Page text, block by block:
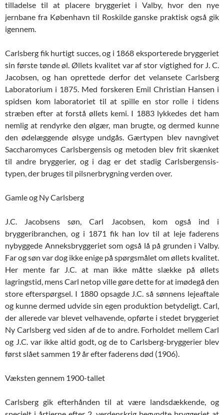
tilladelse til at placere bryggeriet i Valby, hvor den nye
jernbane fra København til Roskilde ganske praktisk også gik
igennem.
Carlsberg fik hurtigt succes, og i 1868 eksporterede bryggeriet
sin første tønde øl. Øllets kvalitet var af stor vigtighed for J. C.
Jacobsen, og han oprettede derfor det velansete Carlsberg
Laboratorium i 1875. Med forskeren Emil Christian Hansen i
spidsen kom laboratoriet til at spille en stor rolle i tidens
stræben efter at forstå øllets kemi. I 1883 lykkedes det ham
nemlig at rendyrke den ølgær, man brugte, og dermed kunne
den ødelæggende ølsyge undgås. Gærtypen blev navngivet
Saccharomyces Carlsbergensis og metoden blev frit skænket
til andre bryggerier, og i dag er det stadig Carlsbergensis-
typen, der bruges til pilsnerbrygning verden over.
Gamle og Ny Carlsberg
J.C. Jacobsens søn, Carl Jacobsen, kom også ind i
bryggeribranchen, og i 1871 fik han lov til at leje faderens
nybyggede Anneksbryggeriet som også lå på grunden i Valby.
Far og søn var dog ikke enige på spørgsmålet om øllets kvalitet.
Her mente far J.C. at man ikke måtte slække på øllets
lagringstid, mens Carl netop ville gøre dette for at imødegå den
store efterspørgsel. I 1880 opsagde J.C. så sønnens lejeaftale
og kunne dermed udvide sin egen produktion betydeligt. Carl,
der allerede var blevet velhavende, opførte i stedet bryggeriet
Ny Carlsberg ved siden af de to andre. Forholdet mellem Carl
og J.C. var ikke altid godt, og de to Carlsberg-bryggerier blev
først slået sammen 19 år efter faderens død (1906).
Væksten gennem 1900-tallet
Carlsberg gik efterhånden til at være landsdækkende, og